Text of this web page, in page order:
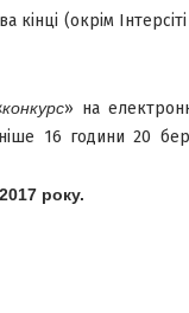
(окрім
конкурс» на
16 години 20
7 року.